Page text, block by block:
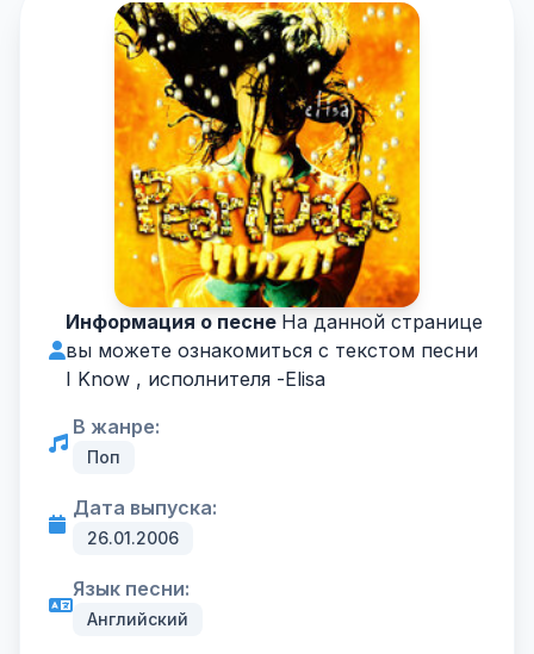
Информация о песне На данной странице
вы можете ознакомиться с текстом песни
I Know , исполнителя -Elisa
В жанре:
Поп
Дата выпуска:
26.01.2006
Язык песни:
Английский